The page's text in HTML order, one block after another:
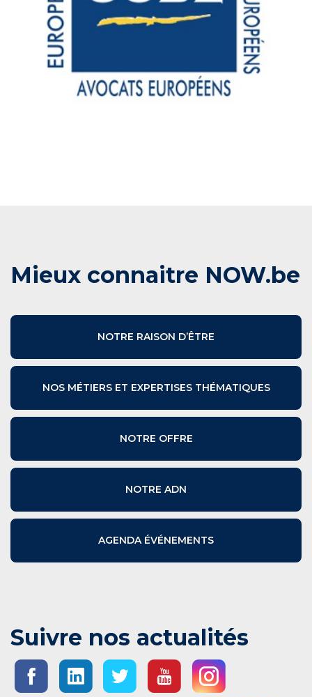
Mieux connaitre NOW.be
NOTRE RAISON D’ÊTRE
NOS MÉTIERS ET EXPERTISES THÉMATIQUES
NOTRE OFFRE
NOTRE ADN
AGENDA ÉVÉNEMENTS
Suivre nos actualités